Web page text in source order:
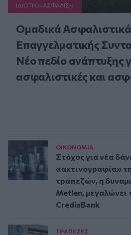
ΙΔΙΩΤΙΚΗ ΑΣΦAΛΙΣΗ
Ομαδικά
Επαγγελματικής
Νέο πεδίο ανάπτυξης
ασφαλιστικές και
ΟΙΚΟΝΟΜΙΑ
Στόχος για νέα
«ακτινογραφία»
τραπεζών, η
Metlen, μεγαλώνει
CrediaBank
ΤΡAΠΕΖΕΣ